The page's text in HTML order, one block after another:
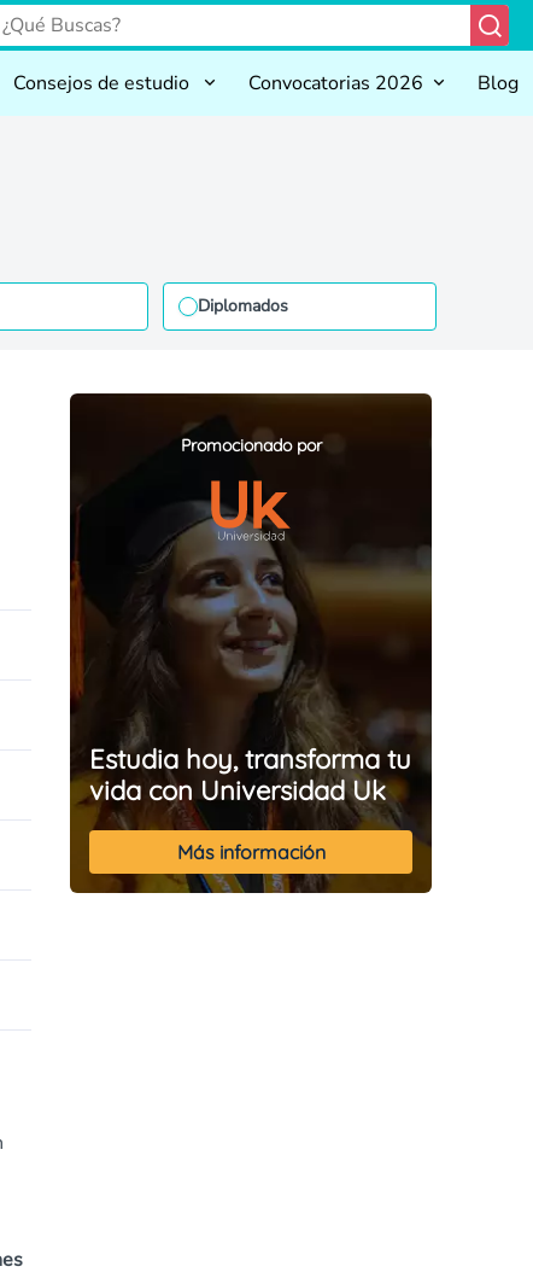
Consejos de estudio Convocatorias 2026 Blog
Diplomados
Promocionado por
Estudia hoy, transforma tu
vida con Universidad Uk
Más información